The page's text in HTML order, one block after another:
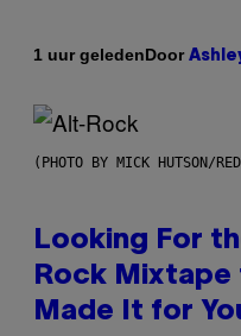
1 uur geledenDoor
(PHOTO BY MICK HUTSON/
Looking For
Rock Mixtape
Made It for